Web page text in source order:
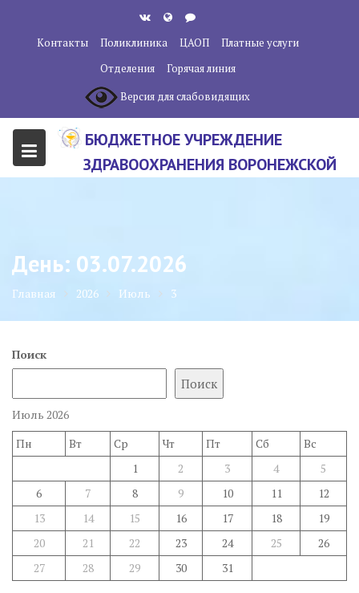
содержанию
Контакты Поликлиника ЦАОП
Платные услуги
Отделения
Горячая линия
Версия для слабовидящих
БЮДЖЕТНОЕ УЧРЕЖДЕНИЕ
ЗДРАВООХРАНЕНИЯ ВОРОНЕЖСКОЙ
ЦЕНТР"
День: 03.07.2026
Главная 2026 Июль 3
Поиск
Поиск
Июль 2026
Пн
Вт Ср Чт Пт Сб
Вс
1
2 3 4
5
6
7 8 9 10 11
12
13
14 15 16 17 18
19
20
21 22 23 24 25
26
27
28 29 30 31